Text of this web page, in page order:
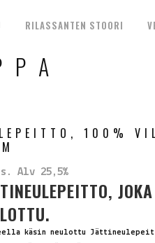
RILASSANTEN STOORI
100%
Alv 25,5%
käsin neulottu